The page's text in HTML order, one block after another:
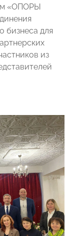
«ОПОРЫ
бизнеса для
из